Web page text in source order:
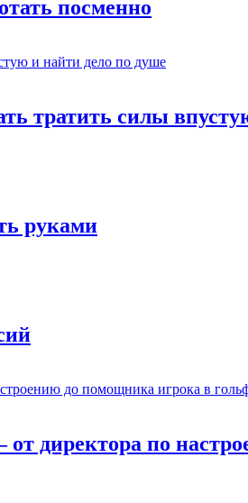
посменно
тратить силы
руками
директора по